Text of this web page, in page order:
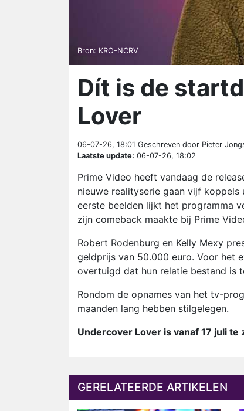
Bron: KRO-NCRV
Dít is de
Lover
06-07-26, 18:01 Geschreven door Pieter
Laatste update: 06-07-26, 18:02
Prime Video heeft vandaag de
nieuwe realityserie gaan vijf
eerste beelden lijkt het programma
zijn comeback maakte bij Prime
Robert Rodenburg en Kelly Mexy
geldprijs van 50.000 euro. Voor het
overtuigd dat hun relatie bestand is
Rondom de opnames van het tv-
maanden lang hebben stilgelegen.
Undercover Lover is vanaf 17 juli te
GERELATEERDE ARTIKELEN